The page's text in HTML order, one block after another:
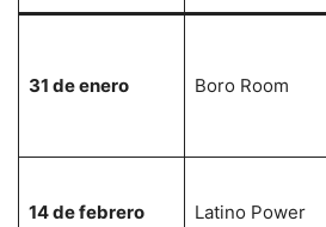
31 de enero Boro Room
14 de febrero Latino Power